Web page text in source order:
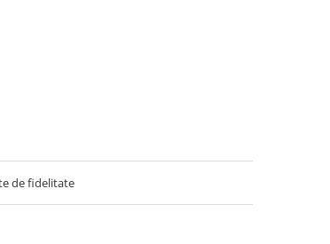
de fidelitate